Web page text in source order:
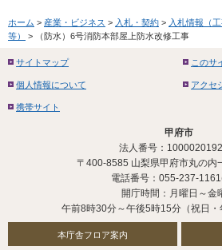
ホーム > 産業・ビジネス > 入札・契約 > 入札情報（
等）
> （防水）6号消防本部屋上防水改修工事
サイトマップ このサ
個人情報について アクセ
携帯サイト
甲府市
法人番号：
〒400-8585 山梨県甲府市丸の内
電話番号：055-237-
開庁時間：月曜日～金
午前8時30分～午後5時15分（祝日・
本庁舎フロア案内